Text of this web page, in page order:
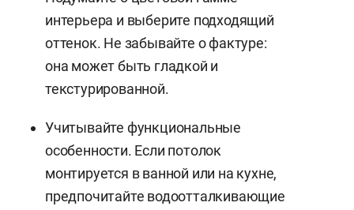
интерьера и выберите подходящий
оттенок. Не забывайте о фактуре:
она может быть гладкой и
текстурированной.
Учитывайте функциональные
особенности. Если потолок
монтируется в ванной или на кухне,
предпочитайте водоотталкивающие